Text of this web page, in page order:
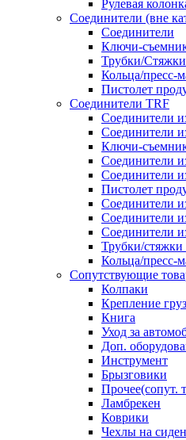
Рулевая
Соединители (вне
Соединители
Ключи-
Трубки/Стяжки
Кольца/пресс-
Пистолет
Соединители TRF
Соединители
Соединители
Ключи-
Соединители
Соединители
Пистолет
Соединители
Соединители
Соединители
Трубки/стяжки
Кольца/пресс-
Сопутствующие
Колпаки
Крепление
Книга
Уход за
Доп.
Инструмент
Брызговики
Прочее(сопут.
Ламбрекен
Коврики
Чехлы на